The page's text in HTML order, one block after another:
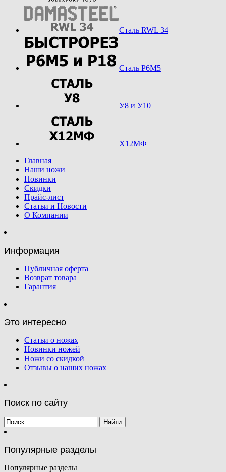
Сталь RWL 34
Сталь Р6М5
У8 и У10
Х12МФ
Главная
Наши ножи
Новинки
Скидки
Прайс-лист
Статьи и Новости
О Компании
Информация
Публичная оферта
Возврат товара
Гарантия
Это интересно
Статьи о ножах
Новинки ножей
Ножи со скидкой
Отзывы о наших ножах
Поиск по сайту
Популярные разделы
Популярные разделы